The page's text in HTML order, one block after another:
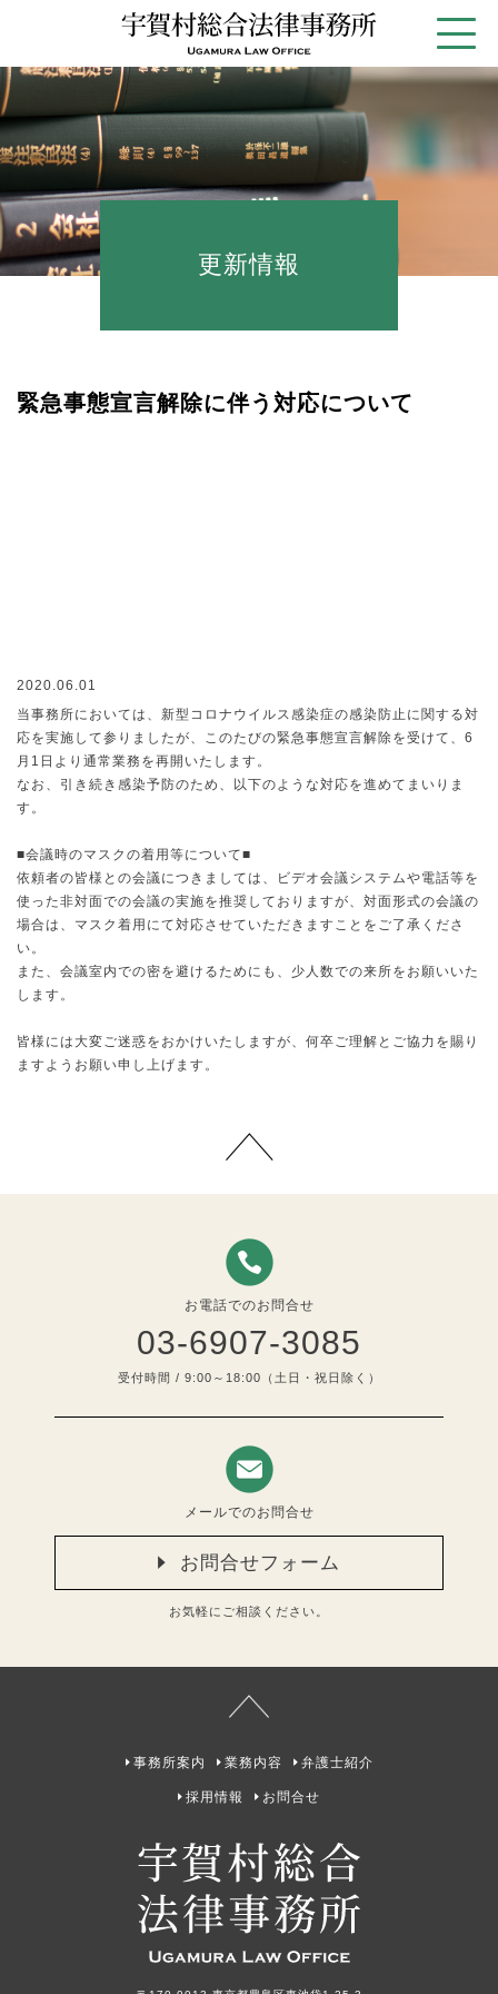
更新情報
緊急事態宣言解除に伴う対応について
2020.06.01
当事務所においては、新型コロナウイルス感染症の感染防止に関する対
応を実施して参りましたが、このたびの緊急事態宣言解除を受けて、6
月1日より通常業務を再開いたします。
なお、引き続き感染予防のため、以下のような対応を進めてまいりま
す。
■会議時のマスクの着用等について■
依頼者の皆様との会議につきましては、ビデオ会議システムや電話等を
使った非対面での会議の実施を推奨しておりますが、対面形式の会議の
場合は、マスク着用にて対応させていただきますことをご了承くださ
い。
また、会議室内での密を避けるためにも、少人数での来所をお願いいた
します。
皆様には大変ご迷惑をおかけいたしますが、何卒ご理解とご協力を賜り
ますようお願い申し上げます。
お電話でのお問合せ
03-6907-3085
受付時間 / 9:00～18:00（土日・祝日除く）
メールでのお問合せ
お問合せフォーム
お気軽にご相談ください。
事務所案内 業務内容 弁護士紹介
採用情報 お問合せ